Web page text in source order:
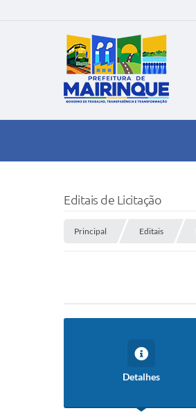
Editais de Licitação
Principal Editais
Detalhes